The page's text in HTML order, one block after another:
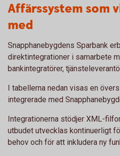
Affärssystem som
med
Snapphanebygdens Sparbank
direktintegrationer i samarbete
bankintegratörer,
I tabellerna nedan visas en
integrerade med
Integrationerna stödjer XML-
utbudet utvecklas kontinuerligt
behov och för att inkludera ny